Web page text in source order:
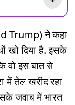
Trump) ने कहा
खो दिया है. इसके
वो इस बात से
में तेल खरीद रहा
जवाब में भारत